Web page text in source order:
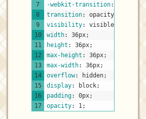
7
8
9
10
11
12
13
14
15
16
17
-webkit-transition: opacity
transition: opacity
visibility: visible;
width: 36px;
height : 36px;
max-height : 36px;
max-width: 36px;
overflow: hidden;
display: block;
padding: 0px;
opacity: 1 ;